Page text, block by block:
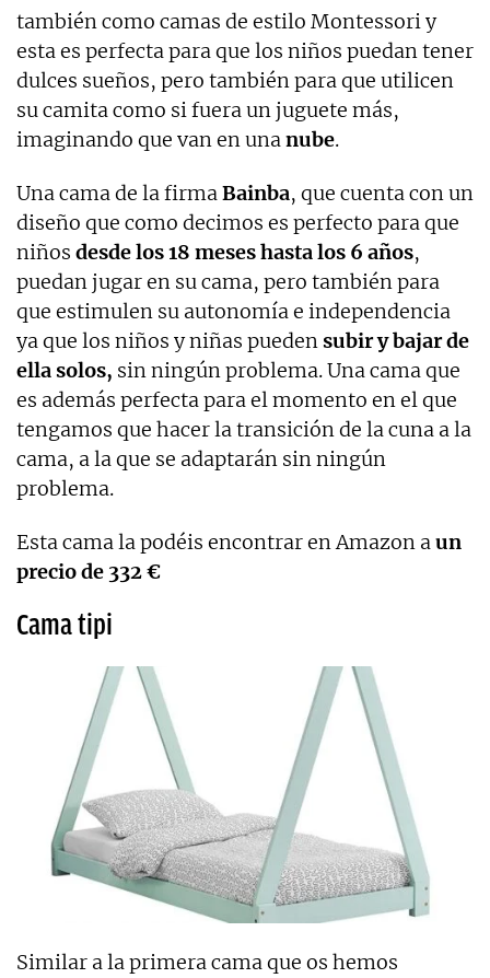
también como camas de estilo Montessori y
esta es perfecta para que los niños puedan tener
dulces sueños, pero también para que utilicen
su camita como si fuera un juguete más,
imaginando que van en unanube.
Una cama de la firmaBainba, que cuenta con un
diseño que como decimos es perfecto para que
niños desde los 18 meses hasta los 6 años,
puedan jugar en su cama, pero también para
que estimulen su autonomía e independencia
ya que los niños y niñas puedensubir y bajar de
ella solos, sin ningún problema. Una cama que
es además perfecta para el momento en el que
tengamos que hacer la transición de la cuna a la
cama, a la que se adaptarán sin ningún
problema.
Esta cama la podéis encontrar en Amazon aun
precio de 332 €
Cama tipi
Similar a la primera cama que os hemos